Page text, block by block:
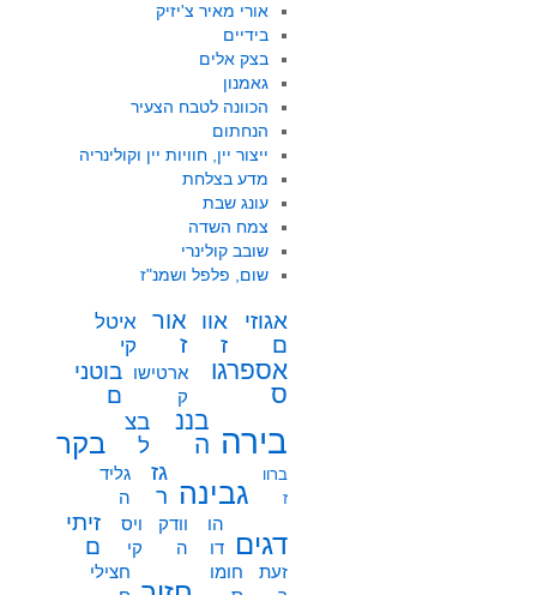
אורי מאיר צ'יזיק
בידיים
בצק אלים
גאמנון
הכוונה לטבח הצעיר
הנחתום
ייצור יין, חוויות יין וקולינריה
מדע בצלחת
עונג שבת
צמח השדה
שובב קולינרי
שום, פלפל ושמנ"ז
אגוזי
ם
אוו
ז
אור
ז
איטל
קי
אספרגו
ס
ארטישו
ק
בוטני
ם
בירה
בננ
ה
בצ
ל
בקר
ברוו
ז
גבינה
גז
ר
גליד
ה
דגים
הו
דו
וודק
ה
ויס
קי
זיתי
ם
זעת
חומו
חצילי